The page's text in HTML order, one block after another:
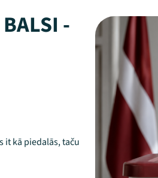
-
it kā piedalās, taču